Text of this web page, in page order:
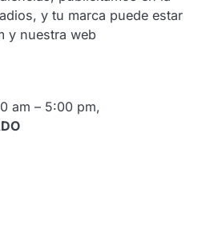
y tu marca puede estar
y nuestra web
am – 5:00 pm,